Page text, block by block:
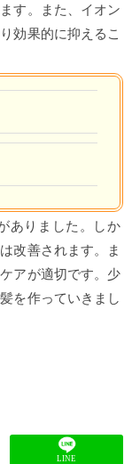
す。また、イオン
効果的に抑えるこ
ありました。しか
改善されます。ま
アが適切です。少
を作っていきまし
LINE